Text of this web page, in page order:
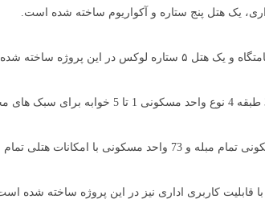
یک هتل پنج ستاره و آکواریوم ساخته شده است.